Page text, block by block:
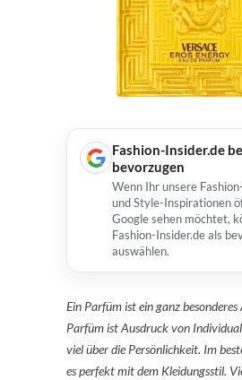
Fashion-Insider.de
bevorzugen
Wenn Ihr unsere
und Style-Inspirationen
Google sehen möchtet,
Fashion-Insider.de als
auswählen.
Ein Parfüm ist ein ganz besonderes
Parfüm ist Ausdruck von
viel über die Persönlichkeit. Im
es perfekt mit dem Kleidungsstil.